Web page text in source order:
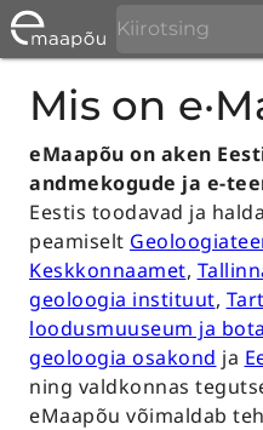
Mis on
eMaapõu on aken
andmekogude ja e-
Eestis toodavad ja
peamiselt
Keskkonnaamet,
geoloogia instituut,
loodusmuuseum ja
geoloogia osakond ja
ning valdkonnas
eMaapõu võimaldab